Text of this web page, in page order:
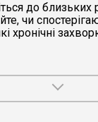
до близьких
чи
хронічні